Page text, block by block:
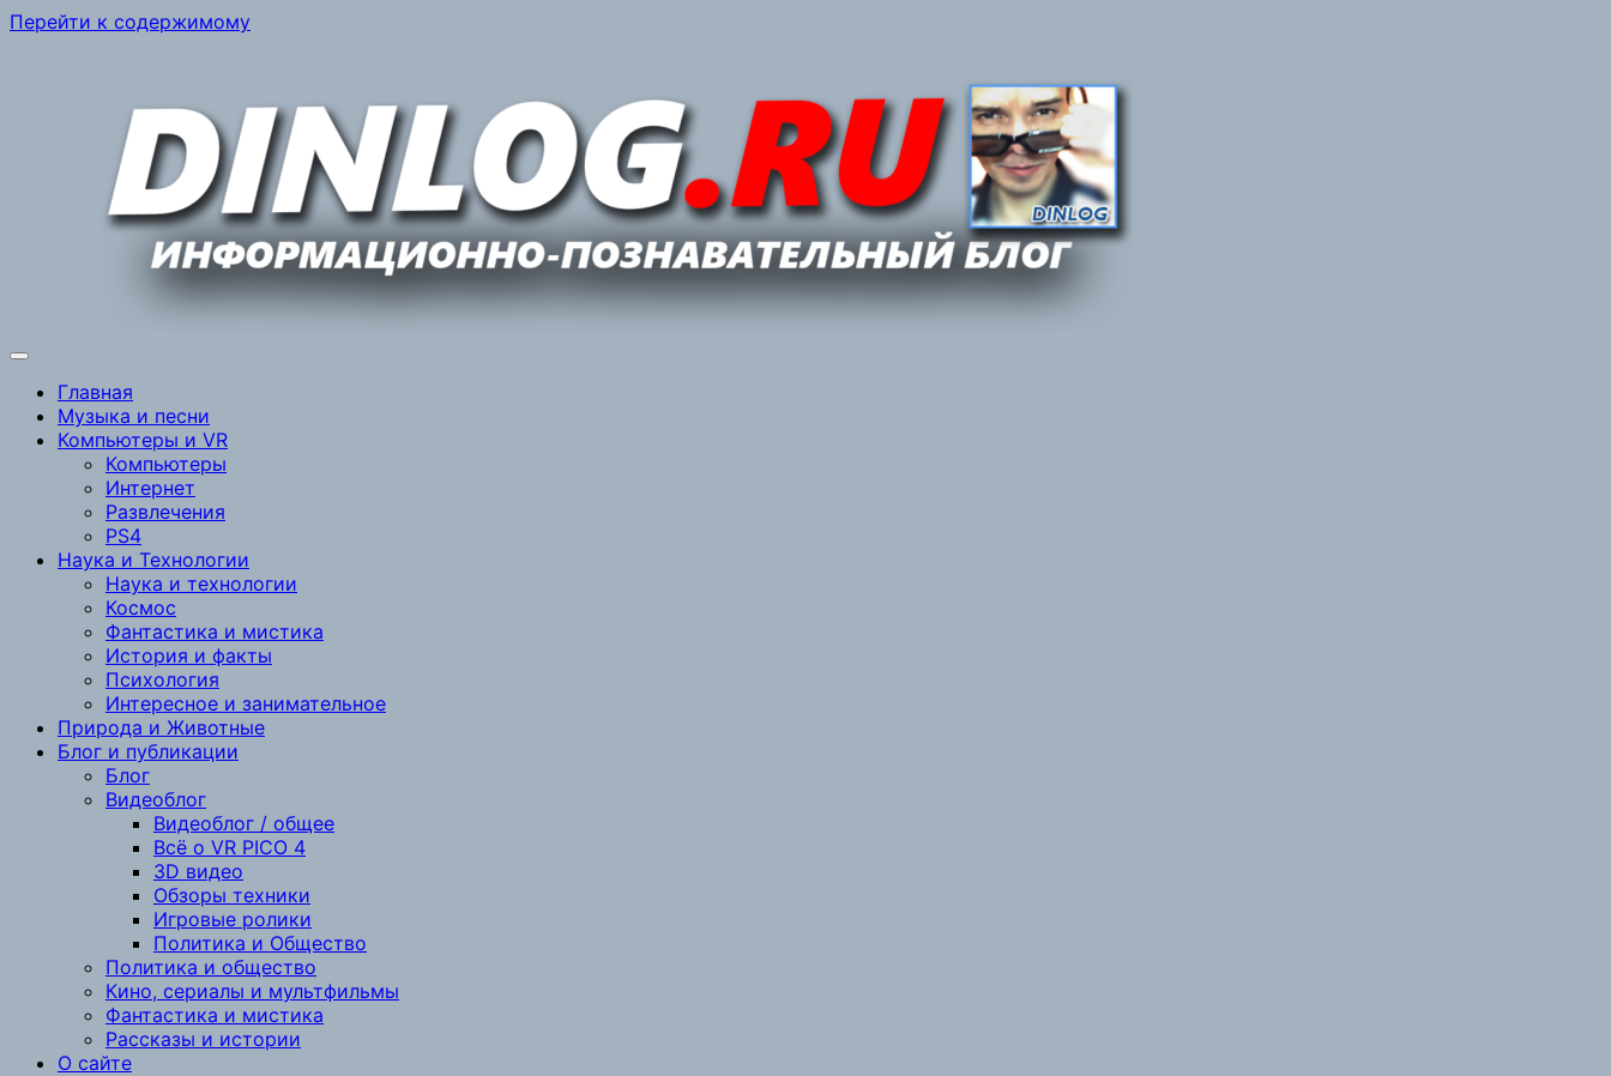
Перейти к содержимому
Главная
Музыка и песни
Компьютеры и VR
Компьютеры
Интернет
Развлечения
PS4
Наука и Технологии
Наука и технологии
Космос
Фантастика и мистика
История и факты
Психология
Интересное и занимательное
Природа и Животные
Блог и публикации
Блог
Видеоблог
Видеоблог / общее
Всё о VR PICO 4
3D видео
Обзоры техники
Игровые ролики
Политика и Общество
Политика и общество
Кино, сериалы и мультфильмы
Фантастика и мистика
Рассказы и истории
О сайте